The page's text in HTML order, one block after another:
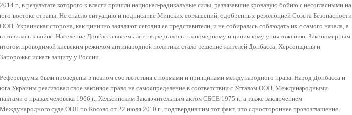
2014 г., в результате которого к власти пришли национал-радикальные силы, развязавшие кровавую бойню с несогласными на
юго-востоке страны. Не спасло ситуацию и подписание Минских соглашений, одобренных резолюцией Совета Безопасности
ООН. Украинская сторона, как цинично заявляют сегодня ее представители, и не собиралась соблюдать их с самого начала, а
готовилась к войне. Население Донбасса восемь лет подвергалось планомерному и циничному уничтожению. Закономерным
итогом проводимой киевским режимом антинародной политики стало решение жителей Донбасса, Херсонщины и
Запорожья искать защиту у России.
Референдумы были проведены в полном соответствии с нормами и принципами международного права. Народ Донбасса и
юга Украины реализовал свое законное право на самоопределение в соответствии с Уставом ООН, Международными
пактами о правах человека 1966 г., Хельсинским Заключительным актом СБСЕ 1975 г., а также заключением
Международного суда ООН по Косово от 22 июля 2010 г., подтвердившим тот факт, что одностороннее провозглашение